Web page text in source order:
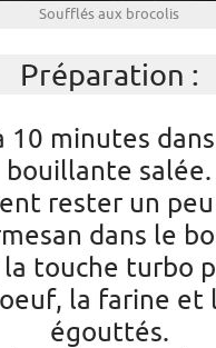
Soufflés aux brocolis
Préparation :
10 minutes
bouillante salée.
rester un
dans le
la touche turbo
la farine et
égouttés.